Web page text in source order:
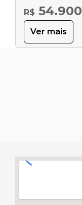
R$ 54.900
Ver mais